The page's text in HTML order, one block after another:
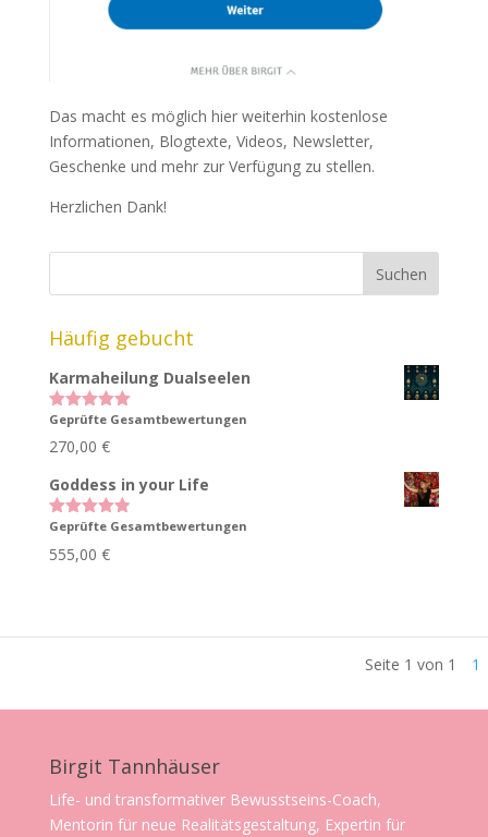
Das macht es möglich hier weiterhin kostenlose
Informationen, Blogtexte, Videos, Newsletter,
Geschenke und mehr zur Verfügung zu stellen.
Herzlichen Dank!
Häufig gebucht
Karmaheilung Dualseelen
Bewertet
von 5
Geprüfte Gesamtbewertungen
270,00 €
Goddess in your Life
Bewertet
von 5
Geprüfte Gesamtbewertungen
555,00 €
Seite 1 von 1 1
Birgit Tannhäuser
Life- und transformativer Bewusstseins-Coach,
Mentorin für neue Realitätsgestaltung, Expertin für